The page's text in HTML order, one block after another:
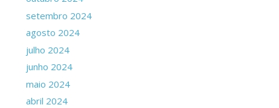
setembro 2024
agosto 2024
julho 2024
junho 2024
maio 2024
abril 2024